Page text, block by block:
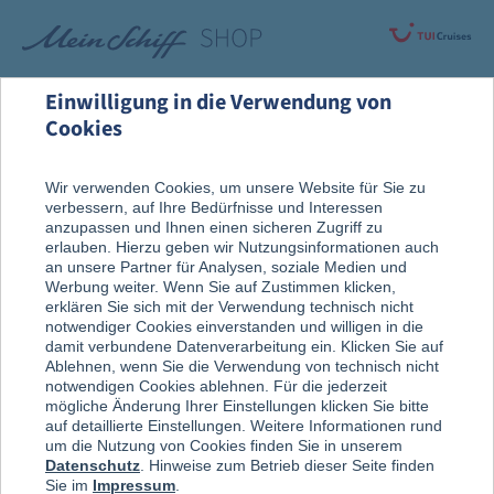
Alle Produkte Bekleidung
Einwilligung in die Verwendung von
Cookies
Wir verwenden Cookies, um unsere Website für Sie zu
verbessern, auf Ihre Bedürfnisse und Interessen
anzupassen und Ihnen einen sicheren Zugriff zu
erlauben. Hierzu geben wir Nutzungsinformationen auch
an unsere Partner für Analysen, soziale Medien und
Werbung weiter. Wenn Sie auf Zustimmen klicken,
erklären Sie sich mit der Verwendung technisch nicht
notwendiger Cookies einverstanden und willigen in die
damit verbundene Datenverarbeitung ein. Klicken Sie auf
Ablehnen, wenn Sie die Verwendung von technisch nicht
notwendigen Cookies ablehnen. Für die jederzeit
mögliche Änderung Ihrer Einstellungen klicken Sie bitte
auf detaillierte Einstellungen. Weitere Informationen rund
um die Nutzung von Cookies finden Sie in unserem
Datenschutz . Hinweise zum Betrieb dieser Seite finden
Sie im Impressum